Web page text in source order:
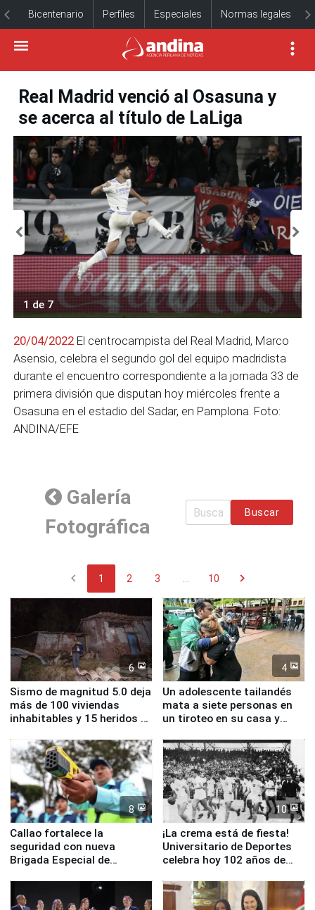
Bicentenario Perfiles Especiales Normas legales
Real Madrid venció al Osasuna y
se acerca al título de LaLiga
1 de 7
20/04/2022 El centrocampista del Real Madrid, Marco
Asensio, celebra el segundo gol del equipo madridista
durante el encuentro correspondiente a la jornada 33 de
primera división que disputan hoy miércoles frente a
Osasuna en el estadio del Sadar, en Pamplona. Foto:
ANDINA/EFE
Galería
Fotográfica
Buscar
chevron_left 1 2 3 10 chevron_right
6
Sismo de magnitud 5.0 deja
más de 100 viviendas
inhabitables y 15 heridos en
4
Un adolescente tailandés
mata a siete personas en
un tiroteo en su casa y
8
Callao fortalece la
seguridad con nueva
Brigada Especial de
equipamiento para
Serenazgo
10
¡La crema está de fiesta!
Universitario de Deportes
celebra hoy 102 años de